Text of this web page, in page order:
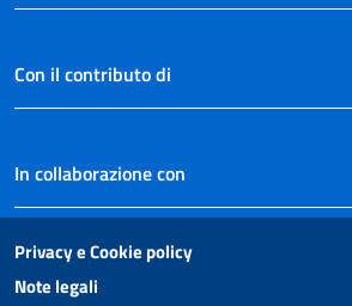
Con il contributo di
In collaborazione con
Privacy e Cookie policy
Note legali